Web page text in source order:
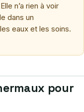
n’a rien à voir
dans un
eaux et les soins.
pour